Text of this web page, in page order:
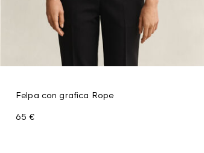
Felpa con grafica Rope
65 €